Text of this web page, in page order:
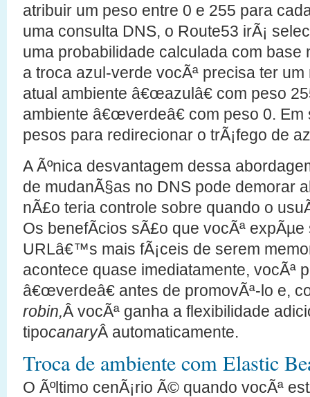
atribuir um peso entre 0 e 255 para
uma consulta DNS, o Route53 irÃ¡
uma probabilidade calculada com
a troca azul-verde vocÃª precisa ter
atual ambiente â€œazulâ€ com peso
ambiente â€œverdeâ€ com peso 0.
pesos para redirecionar o trÃ¡fego de
A Ãºnica desvantagem dessa
de mudanÃ§as no DNS pode demorar
nÃ£o teria controle sobre quando o
Os benefÃ­cios sÃ£o que vocÃª expÃµe
URLâ€™s mais fÃ¡ceis de serem
acontece quase imediatamente, vocÃª
â€œverdeâ€ antes de promovÃª-lo e,
robin,Â vocÃª ganha a flexibilidade
tipocanaryÂ automaticamente.
Troca de ambiente com Elastic
O Ãºltimo cenÃ¡rio Ã© quando vocÃª